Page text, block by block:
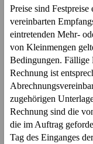
Preise sind
vereinbarten
eintretenden Mehr-
von Kleinmengen
Bedingungen. Fällige
Rechnung ist
zugehörigen
Rechnung sind die
die im Auftrag
Tag des Einganges